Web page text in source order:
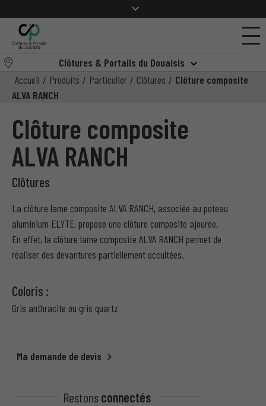
Clôtures & Portails du Douaisis
Accueil / Produits / Particulier / Clôtures / Clôture composite
ALVA RANCH
Clôture composite
ALVA RANCH
Clôtures
La clôture lame composite ALVA RANCH, associée au poteau
aluminium ELYTE, propose une clôture composite ajourée.
En effet, la clôture lame composite ALVA RANCH permet de
réaliser des devantures partiellement occultées.
Coloris :
Gris anthracite ou gris quartz
Ma demande de devis
Restonsconnectés